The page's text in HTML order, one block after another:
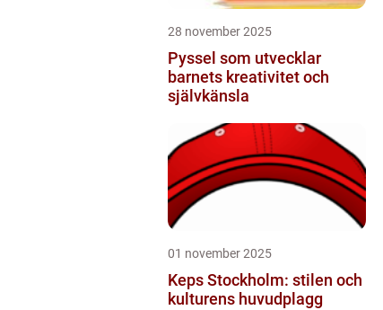
28 november 2025
Pyssel som utvecklar
barnets kreativitet och
självkänsla
01 november 2025
Keps Stockholm: stilen och
kulturens huvudplagg